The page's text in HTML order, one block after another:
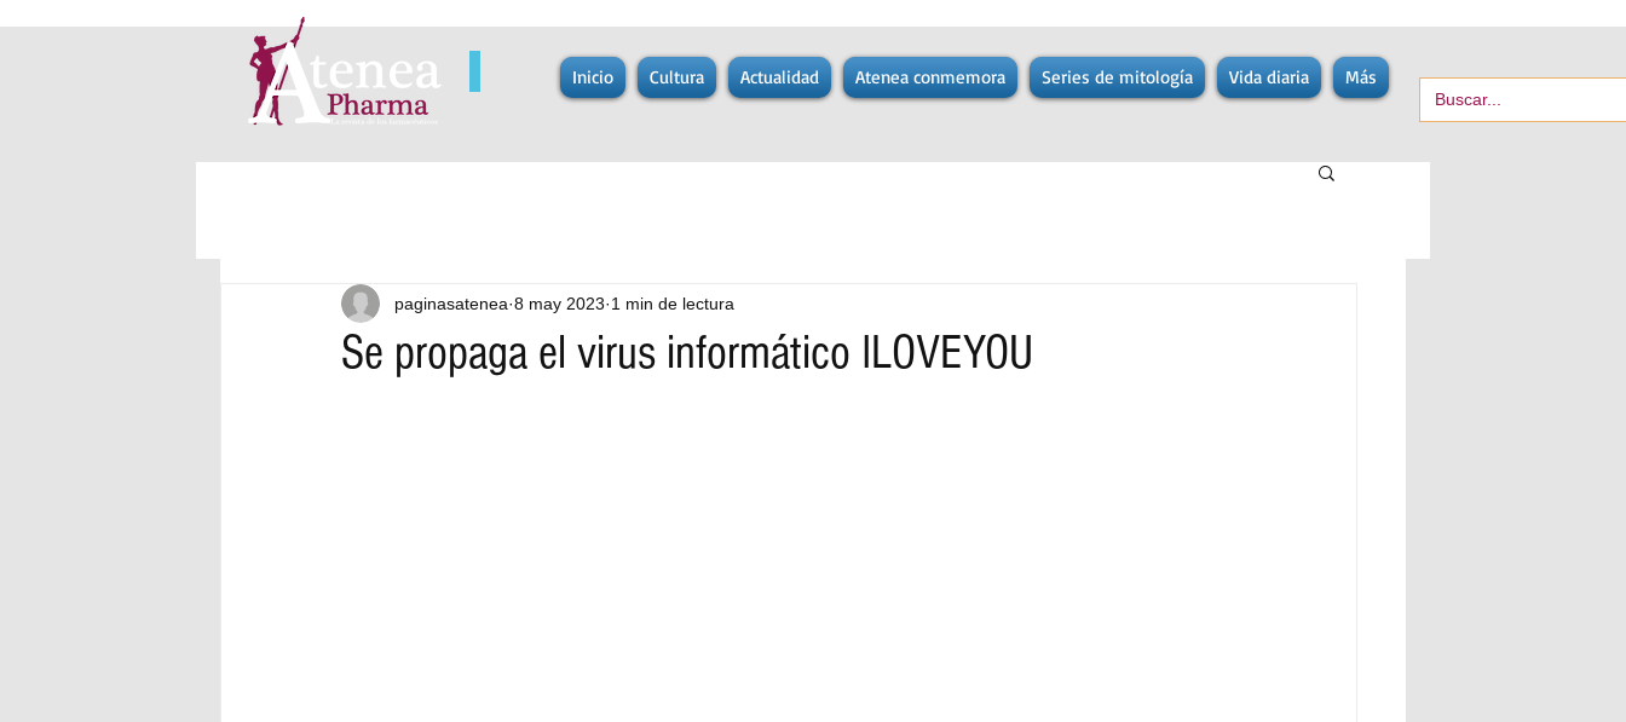
Inicio Cultura Actualidad Atenea conmemora Series de mitología Vida diaria Más
Se propaga el virus informático ILOVEYOU
paginasatenea 8 may 2023 1 min de lectura